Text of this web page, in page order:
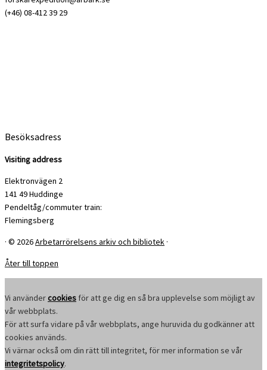
(+46) 08-412 39 29
Besöksadress
Visiting address
Elektronvägen 2
141 49 Huddinge
Pendeltåg/commuter train:
Flemingsberg
· © 2026Arbetarrörelsens arkiv och bibliotek ·
Åter till toppen
Vi användercookies för att ge dig en så bra upplevelse som möjligt av
vår webbplats.
För att surfa vidare på vår webbplats, ange huruvida du godkänner att
cookies används.
Vi värnar också om din rätt till integritet, för mer information se vår
integritetspolicy.